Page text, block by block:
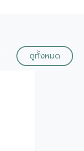
ดูทั้งหมด